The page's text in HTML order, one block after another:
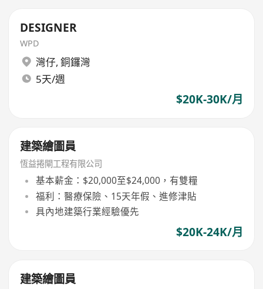
DESIGNER
WPD
灣仔, 銅鑼灣
5天/週
$20K-30K/月
建築繪圖員
恆益捲閘工程有限公司
基本薪金：$20,000至$24,000，有雙糧
福利：醫療保險、15天年假、進修津貼
具內地建築行業經驗優先
$20K-24K/月
建築繪圖員